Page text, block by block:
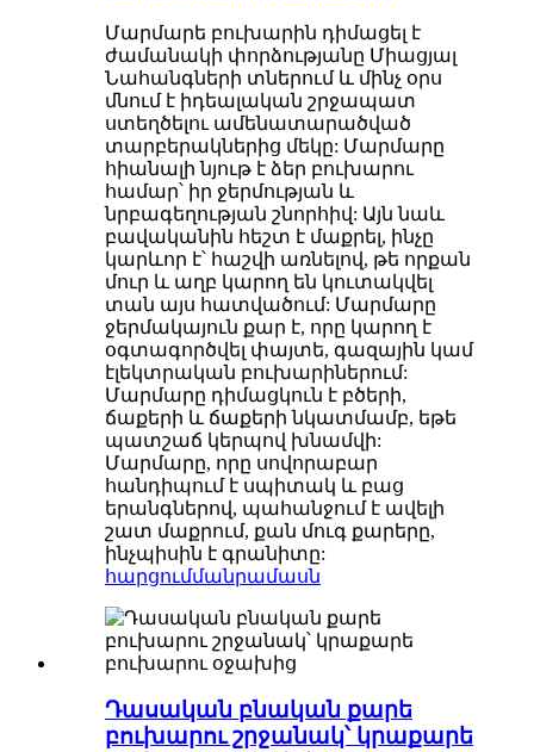
Մարմարե բուխարին դիմացել է
ժամանակի փորձությանը Միացյալ
Նահանգների տներում և մինչ օրս
մնում է իդեալական շրջապատ
ստեղծելու ամենատարածված
տարբերակներից մեկը: Մարմարը
հիանալի նյութ է ձեր բուխարու
համար՝ իր ջերմության և
նրբագեղության շնորհիվ: Այն նաև
բավականին հեշտ է մաքրել, ինչը
կարևոր է՝ հաշվի առնելով, թե որքան
մուր և աղբ կարող են կուտակվել
տան այս հատվածում: Մարմարը
ջերմակայուն քար է, որը կարող է
օգտագործվել փայտե, գազային կամ
էլեկտրական բուխարիներում:
Մարմարը դիմացկուն է բծերի,
ճաքերի և ճաքերի նկատմամբ, եթե
պատշաճ կերպով խնամվի:
Մարմարը, որը սովորաբար
հանդիպում է սպիտակ և բաց
երանգներով, պահանջում է ավելի
շատ մաքրում, քան մուգ քարերը,
ինչպիսին է գրանիտը:
հարցումմանրամասն
Դասական բնական քարե
բուխարու շրջանակ՝ կրաքարե